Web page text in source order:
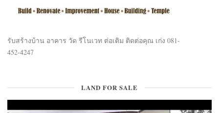
รับสร้างบ้าน อาคาร วัด รีโนเวท ต่อเติม ติดต่อคุณ เก่ง 081-
452-4247
LAND FOR SALE